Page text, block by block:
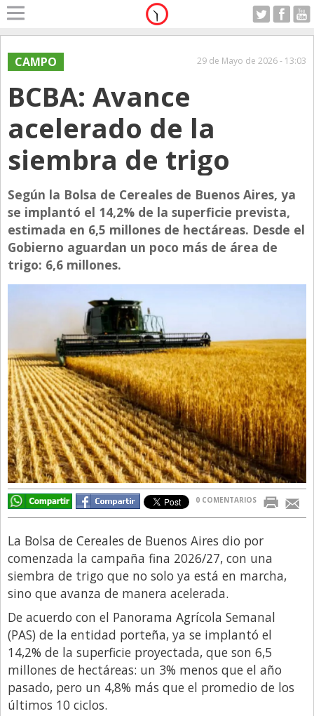
Home
A Motor
Alerta
Anticipo
Campo
Carrera & Emprendedores
Coleccionistas
Con Estilo
De Bolsillo
Diarios de Argentina
Diarios del Mundo
Directivos
Ecología y Ambiente
Economía
El Experto
El Innovador
El Precio Que Yo Ví
Entrevista
Entrevista Exclusiva
Gastronomia
Internacionales
La Opinión del Director
Legales
Libro de Quejas
Medios
Millonarios
Jueves 06.08.2026
CAMPO 29 de Mayo de 2026 - 13:03
BCBA: Avance
acelerado de la
siembra de trigo
Según la Bolsa de Cereales de Buenos Aires, ya
se implantó el 14,2% de la superficie prevista,
estimada en 6,5 millones de hectáreas. Desde el
Gobierno aguardan un poco más de área de
trigo: 6,6 millones.
0 COMENTARIOS
La Bolsa de Cereales de Buenos Aires dio por
comenzada la campaña fina 2026/27, con una
siembra de trigo que no solo ya está en marcha,
sino que avanza de manera acelerada.
De acuerdo con el Panorama Agrícola Semanal
(PAS) de la entidad porteña, ya se implantó el
14,2% de la superficie proyectada, que son 6,5
millones de hectáreas: un 3% menos que el año
pasado, pero un 4,8% más que el promedio de los
últimos 10 ciclos.